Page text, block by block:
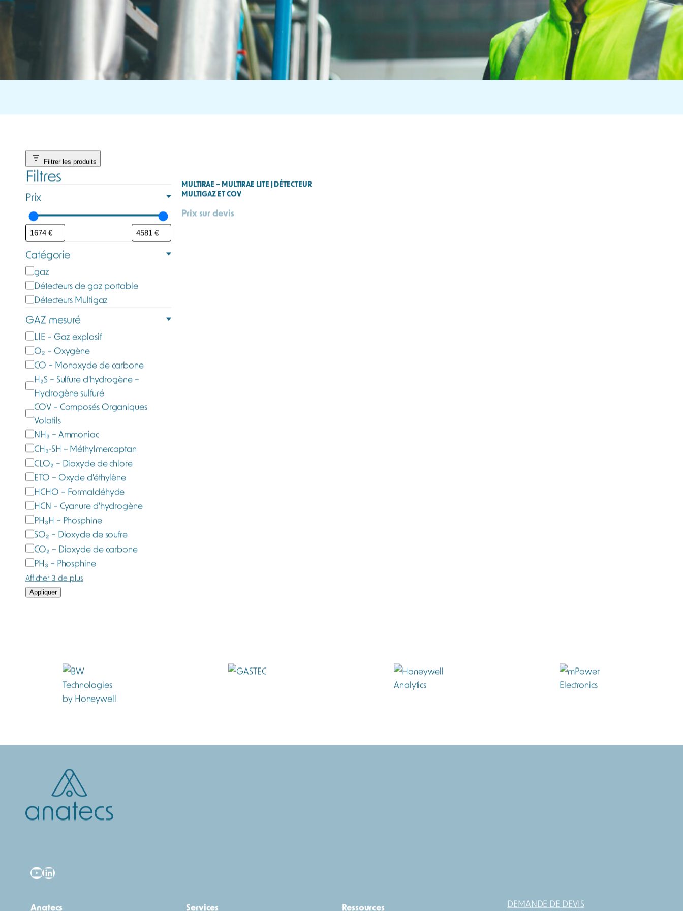
Filtrer les produits
Filtres
Prix
Catégorie
C
a
t
é
g
o
r
i
e
gaz
Détecteurs de gaz portable
Détecteurs Multigaz
GAZ mesuré
G
a
z
m
s
r
é
LIE – Gaz explosif
O₂ – Oxygène
CO – Monoxyde de carbone
H₂S – Sulfure d'hydrogène –
Hydrogène sulfuré
COV – Composés Organiques
Volatils
NH₃ – Ammoniac
CH₃-SH – Méthylmercaptan
CLO₂ – Dioxyde de chlore
ETO – Oxyde d'éthylène
HCHO – Formaldéhyde
HCN – Cyanure d'hydrogène
PH₃H – Phosphine
SO₂ – Dioxyde de soufre
CO₂ – Dioxyde de carbone
PH₃ – Phosphine
Afficher 3 de plus
Appliquer
MULTIRAE – MULTIRAE LITE | DÉTECTEUR
MULTIGAZ ET COV
Prix sur devis
YouTube
LinkedIn